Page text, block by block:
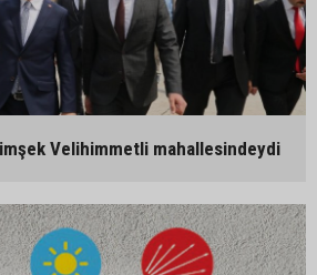
Velihimmetli mahallesindeydi